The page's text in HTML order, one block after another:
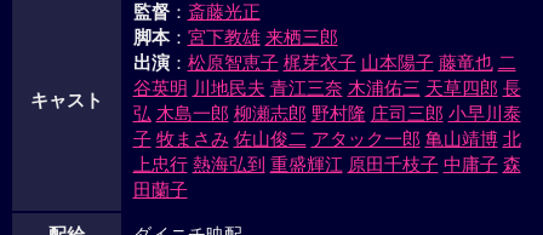
キャスト
監督： 斎藤光正
脚本： 宮下教雄 来栖三郎
出演： 松原智恵子 梶芽衣子 山本陽子 藤竜也 二
谷英明 川地民夫 青江三奈 木浦佑三 天草四郎 長
弘 木島一郎 柳瀬志郎 野村隆 庄司三郎 小早川泰
子 牧まさみ 佐山俊二 アタック一郎 亀山靖博 北
上忠行 熱海弘到 重盛輝江 原田千枝子 中庸子 森
田蘭子